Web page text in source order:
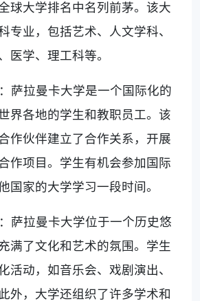
球大学排名中名列前茅。该大
专业，包括艺术、人文学科、
医学、理工科等。
萨拉曼卡大学是一个国际化的
界各地的学生和教职员工。该
作伙伴建立了合作关系，开展
作项目。学生有机会参加国际
国家的大学学习一段时间。
萨拉曼卡大学位于一个历史悠
满了文化和艺术的氛围。学生
活动，如音乐会、戏剧演出、
外，大学还组织了许多学术和